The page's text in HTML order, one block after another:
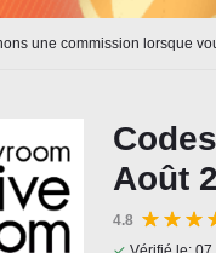
une commission lorsque
Août
4.8